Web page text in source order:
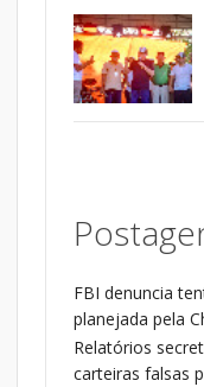
FBI denuncia
planejada pela
Relatórios
carteiras falsas